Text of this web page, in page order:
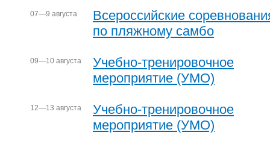
07—9 августа
Всероссийские
по пляжному самбо
09—10 августа
Учебно-тренировочное
мероприятие (УМО)
12—13 августа
Учебно-тренировочное
мероприятие (УМО)